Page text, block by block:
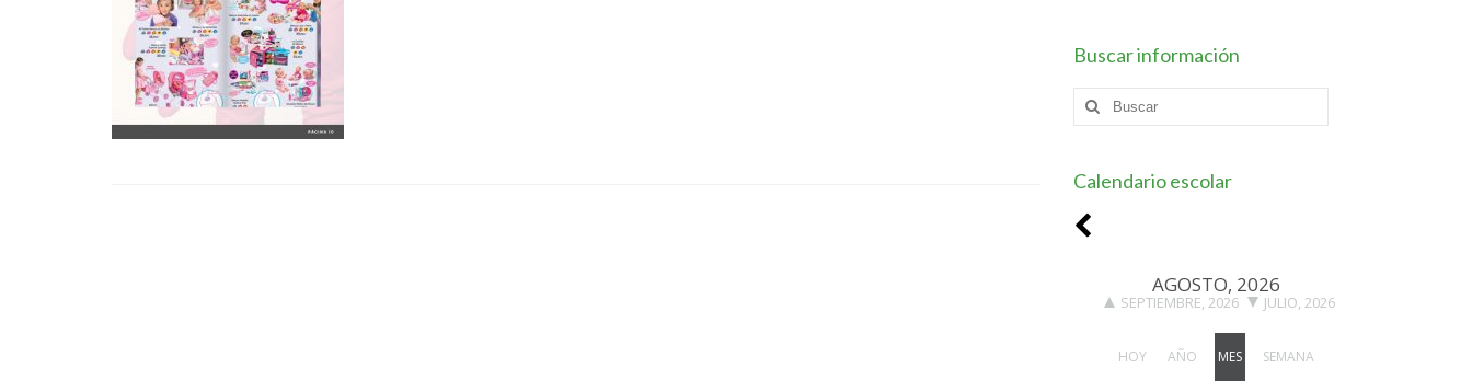
Buscar información
Buscar
por:
Calendario escolar
AGOSTO, 2026
SEPTIEMBRE, 2026 JULIO, 2026
HOY AÑO MES SEMANA